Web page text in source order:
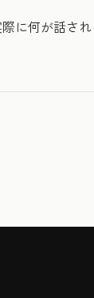
に何が話さ